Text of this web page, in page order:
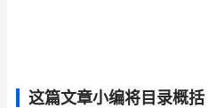
这篇文章小编将目录概括